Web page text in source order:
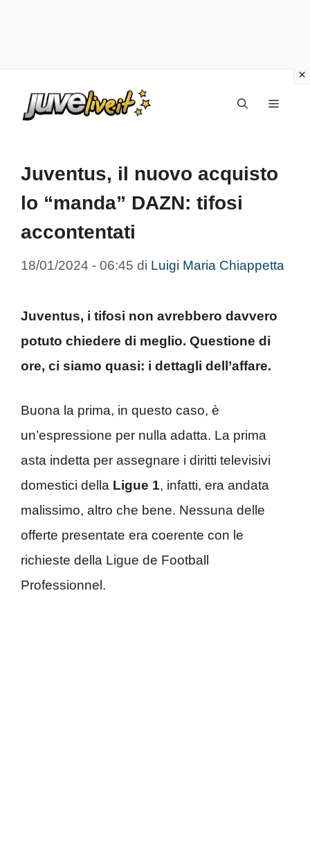
Menu
Juventus, il nuovo acquisto
lo “manda” DAZN: tifosi
accontentati
18/01/2024 - 06:45 di Luigi Maria Chiappetta
Juventus, i tifosi non avrebbero davvero
potuto chiedere di meglio. Questione di
ore, ci siamo quasi: i dettagli dell’affare.
Buona la prima, in questo caso, è
un’espressione per nulla adatta. La prima
asta indetta per assegnare i diritti televisivi
domestici della Ligue 1, infatti, era andata
malissimo, altro che bene. Nessuna delle
offerte presentate era coerente con le
richieste della Ligue de Football
Professionnel.